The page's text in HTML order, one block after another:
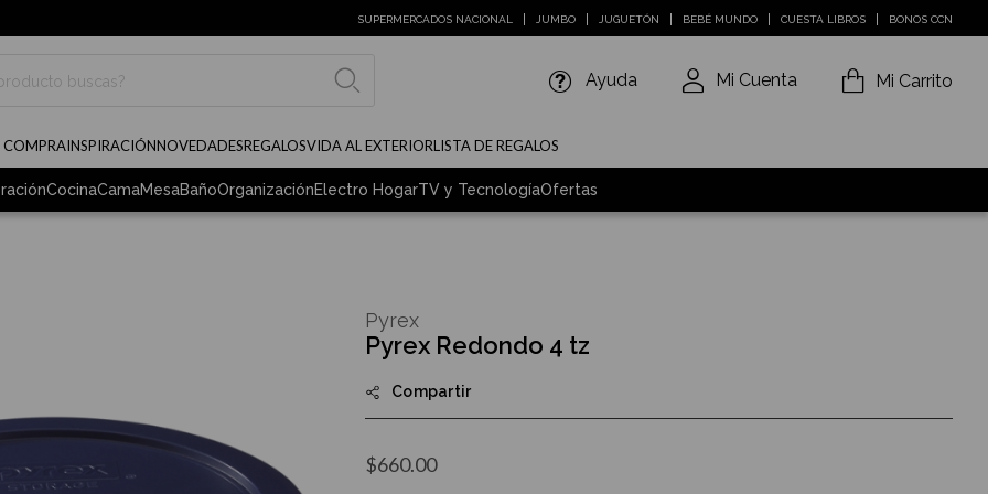
SUPERMERCADOS NACIONAL JUMBO JUGUETÓN BEBÉ MUNDO CUESTA LIBROS BONOS CCN
Ayuda Mi Cuenta Mi Carrito
COMPRAINSPIRACIÓNNOVEDADESREGALOSVIDA AL EXTERIORLISTA DE REGALOS
CocinaCamaMesaBañoOrganizaciónElectro HogarTV y TecnologíaOfertas
Pyrex Redondo 4 tz
Compartir
$660.00
Pyrex